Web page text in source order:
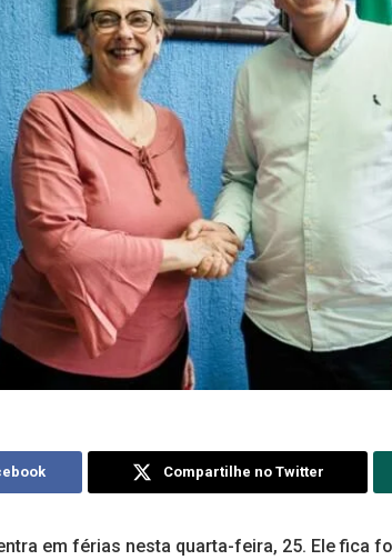
Compartilhe no Twitter
em férias nesta quarta-feira, 25. Ele fica